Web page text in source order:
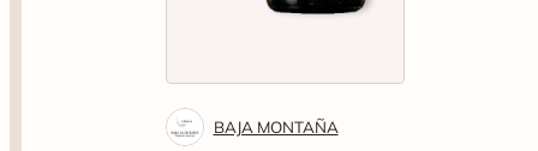
BAJA MONTAÑA